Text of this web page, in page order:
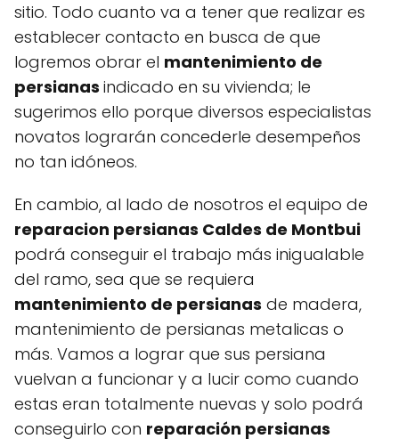
sitio. Todo cuanto va a tener que realizar es
establecer contacto en busca de que
logremos obrar el mantenimiento de
persianas indicado en su vivienda; le
sugerimos ello porque diversos especialistas
novatos lograrán concederle desempeños
no tan idóneos.
En cambio, al lado de nosotros el equipo de
reparacion persianas Caldes de Montbui
podrá conseguir el trabajo más inigualable
del ramo, sea que se requiera
mantenimiento de persianas de madera,
mantenimiento de persianas metalicas o
más. Vamos a lograr que sus persiana
vuelvan a funcionar y a lucir como cuando
estas eran totalmente nuevas y solo podrá
conseguirlo con reparación persianas